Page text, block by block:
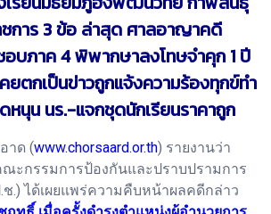
การ 3 ข้อ ล่าสุด ศาลอาญาคดี
บภาค 4 พิพากษาลงโทษจำคุก 1 ปี
ตกเป็นข่าวถูกแจ้งความร้องทุกข์ทำ
นุน นร.-แจกชุดนักเรียนราคาถูก
าด (www.chorsaard.or.th) รายงานว่า
ณะกรรมการป้องกันและปราบปรามการ
.) ได้เผยแพร่ความคืบหน้าผลคดีกล่าว